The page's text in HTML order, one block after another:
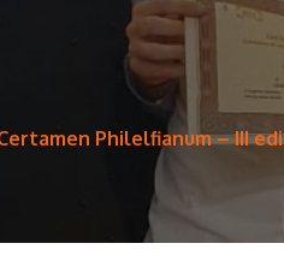
Philelfianum – III